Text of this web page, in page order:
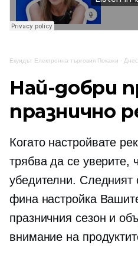
Екуидът Електронна търговия Покажи ·
Най-добри
празнично
Когато настройвате
трябва да се уверите,
убедителни.
фина настройка
празничния сезон и
внимание на